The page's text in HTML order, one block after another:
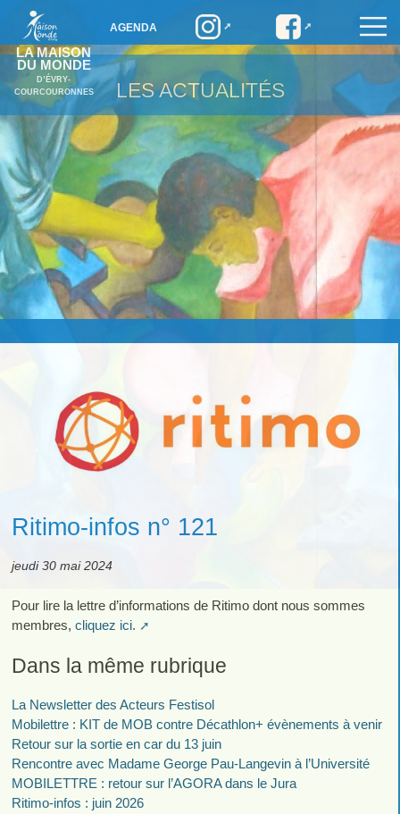
LA MAISON
DU MONDE
D’ÉVRY-
COURCOURONNES
AGENDA
LES ACTUALITÉS
Ritimo-infos n° 121
jeudi 30 mai 2024
Pour lire la lettre d’informations de Ritimo dont nous sommes
membres, cliquez ici.
Dans la même rubrique
La Newsletter des Acteurs Festisol
Mobilettre : KIT de MOB contre Décathlon+ évènements à venir
Retour sur la sortie en car du 13 juin
Rencontre avec Madame George Pau-Langevin à l’Université
MOBILETTRE : retour sur l’AGORA dans le Jura
Ritimo-infos : juin 2026